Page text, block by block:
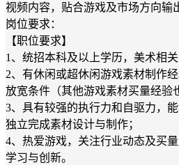
视频内容，贴合游戏及市场方向输
岗位要求：
【职位要求】
1、统招本科及以上学历，美术相关
2、有休闲或超休闲游戏素材制作
放宽条件（其他游戏素材买量经验
3、具有较强的执行力和自驱力，
独立完成素材设计与制作；
4、热爱游戏，关注行业动态及买
学习与创新。